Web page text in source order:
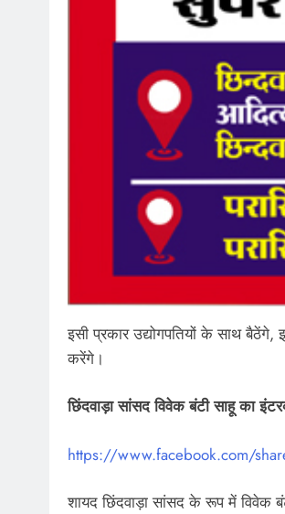
इसी प्रकार उद्योगपतियों के साथ
करेंगे।
छिंदवाड़ा सांसद विवेक बंटी साहू का
https://www.facebook.com/
शायद छिंदवाड़ा सांसद के रूप में विवेक